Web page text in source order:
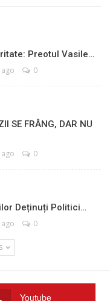
Preotul Vasile…
0
SE FRÂNG, DAR NU
0
Deținuți Politici…
0
Youtube